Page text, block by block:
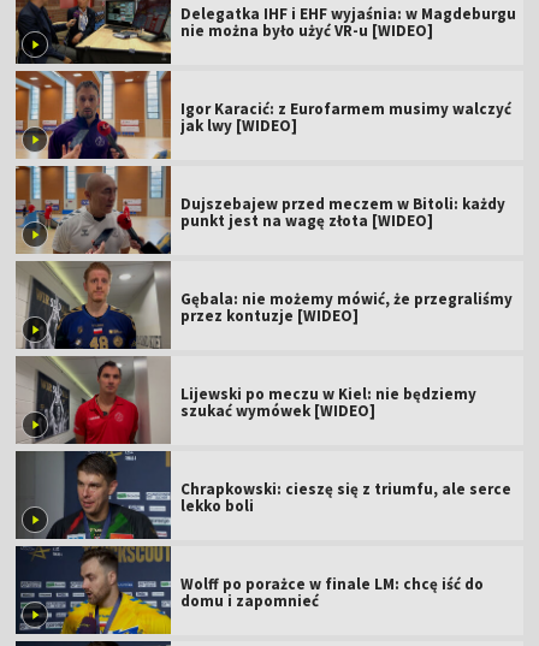
Delegatka IHF i EHF wyjaśnia: w Magdeburgu
nie można było użyć VR-u [WIDEO]
Igor Karacić: z Eurofarmem musimy walczyć
jak lwy [WIDEO]
Dujszebajew przed meczem w Bitoli: każdy
punkt jest na wagę złota [WIDEO]
Gębala: nie możemy mówić, że przegraliśmy
przez kontuzje [WIDEO]
Lijewski po meczu w Kiel: nie będziemy
szukać wymówek [WIDEO]
Chrapkowski: cieszę się z triumfu, ale serce
lekko boli
Wolff po porażce w finale LM: chcę iść do
domu i zapomnieć